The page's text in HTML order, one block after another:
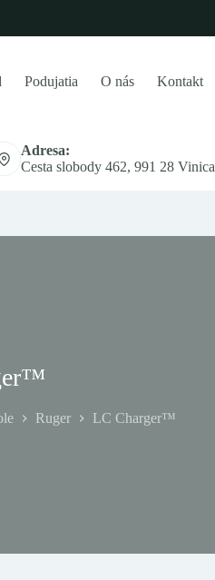
Podujatia O nás Kontakt
Adresa:
Cesta slobody 462, 991 28 Vinica
Ruger LC Charger™